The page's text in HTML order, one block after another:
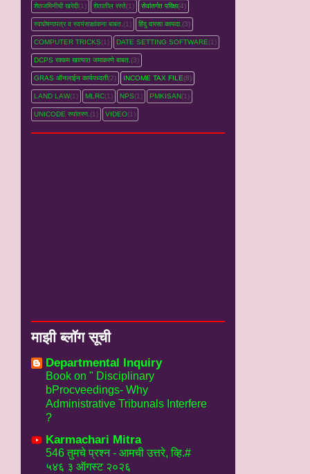
शेतजमिनीची खरेदी(1) शेतातील रस्‍ते(1) सेवांतर्गत परिक्षा(4)
स्वघोषणापत्र व स्वयंसाक्षांकना बाबत. (1) हिंदु वारसा कायदा.(3)
COMPUTER TRICKS(1) DATE SETTING SOFTWARE(1)
DCPS रक्‍कम खात्‍यात जमाकरणे बाबत. (3)
GRAS ऑनलाईन कार्यपध्‍दती(2) INCOME TAX FILE(8)
LAND LAW(1) MLRC(1) NPS(1) PMKISAN(1)
UNICODE रुपांतरण. (1) VIDEO(1)
माझी ब्लॉग सूची
Departmental Inquiry
Book on " Disciplinary
bProcveedings- Why
Administrative Tribunals Interfere
?
Karmachari Mitra
546 तुमचे प्रश्न - आमची उत्तरे, व्हि.#
५४६ ३ ऑगस्ट २०२६